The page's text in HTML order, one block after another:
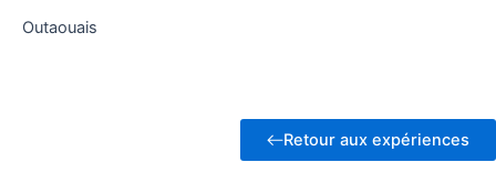
Outaouais
Retour aux expériences